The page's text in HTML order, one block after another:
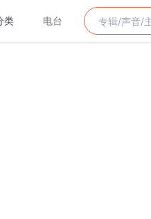
类 电台